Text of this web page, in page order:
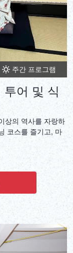
주간 프로그램
어 및 식
상의 역사를 자랑하
코스를 즐기고, 마